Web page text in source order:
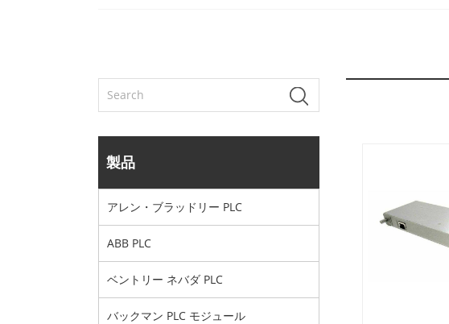
製品
アレン・ブラッドリー PLC
ABB PLC
ベントリー ネバダ PLC
バックマン PLC モジュール